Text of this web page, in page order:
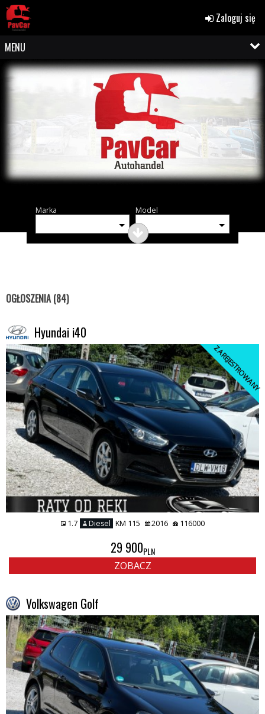
Zaloguj się
MENU
Marka Model
OGŁOSZENIA (84)
Hyundai i40
ZAREJESTROWANY
1.7 Diesel KM 115 2016 116000
29 900PLN
ZOBACZ
Volkswagen Golf